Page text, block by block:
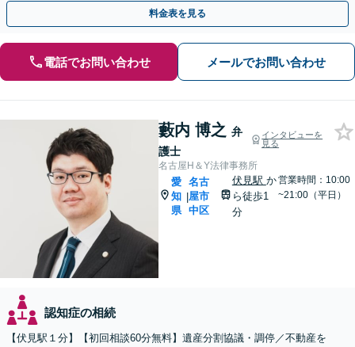
料金表を見る
電話でお問い合わせ メールでお問い合わせ
藪内 博之 弁
護士
インタビューを
見る
名古屋H＆Y法律事務所
愛
知
県
|
名古
屋市
中区
伏見駅 か
ら徒歩1
分
営業時間：10:00
~21:00（平日）
認知症の相続
【伏見駅１分】【初回相談60分無料】遺産分割協議・調停／不動産を